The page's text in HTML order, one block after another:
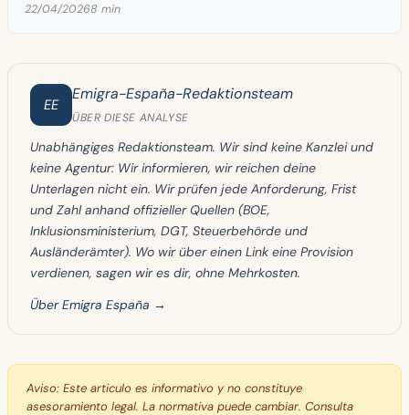
22/04/20268 min
EE
Emigra-España-Redaktionsteam
ÜBER DIESE ANALYSE
Unabhängiges Redaktionsteam. Wir sind keine Kanzlei und
keine Agentur: Wir informieren, wir reichen deine
Unterlagen nicht ein. Wir prüfen jede Anforderung, Frist
und Zahl anhand offizieller Quellen (BOE,
Inklusionsministerium, DGT, Steuerbehörde und
Ausländerämter). Wo wir über einen Link eine Provision
verdienen, sagen wir es dir, ohne Mehrkosten.
Über Emigra España →
Aviso: Este articulo es informativo y no constituye
asesoramiento legal. La normativa puede cambiar. Consulta